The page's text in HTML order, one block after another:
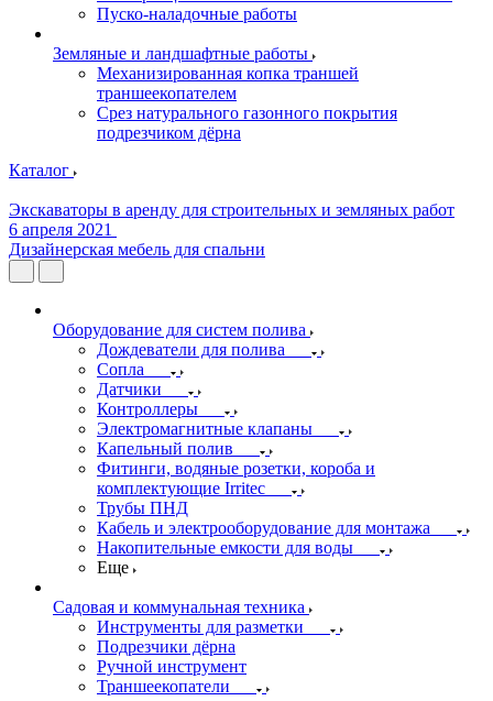
Пуско-наладочные работы
Земляные и ландшафтные работы
Механизированная копка траншей
траншеекопателем
Срез натурального газонного покрытия
подрезчиком дёрна
Каталог
Экскаваторы в аренду для строительных и земляных работ
6 апреля 2021
Дизайнерская мебель для спальни
Оборудование для систем полива
Дождеватели для полива
Сопла
Датчики
Контроллеры
Электромагнитные клапаны
Капельный полив
Фитинги, водяные розетки, короба и
комплектующие Irritec
Трубы ПНД
Кабель и электрооборудование для монтажа
Накопительные емкости для воды
Еще
Садовая и коммунальная техника
Инструменты для разметки
Подрезчики дёрна
Ручной инструмент
Траншеекопатели